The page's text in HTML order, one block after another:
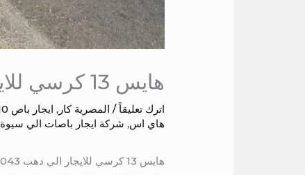
هايس 13 كرسي للايجار الي دهب
اترك تعليقاً / المصرية كار , ايجار باص 10 راكب
هاي اس, شركة ايجار باصات الي سيوة
هايس 13 كرسي للايجار الي دهب 01016549043